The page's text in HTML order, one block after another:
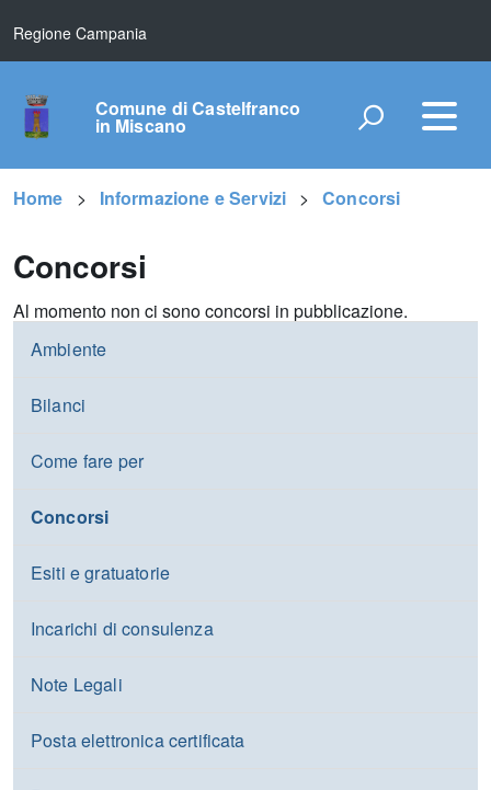
Regione Campania
Comune di Castelfranco
in Miscano
Home Informazione e Servizi Concorsi
Concorsi
Al momento non ci sono concorsi in pubblicazione.
Ambiente
Bilanci
Come fare per
Concorsi
Esiti e gratuatorie
Incarichi di consulenza
Note Legali
Posta elettronica certificata